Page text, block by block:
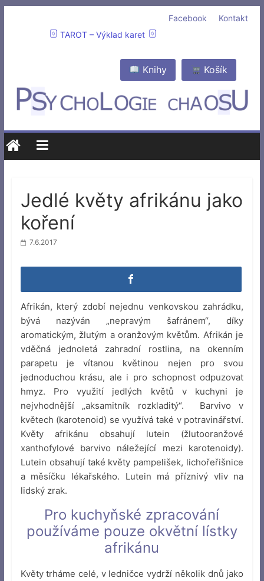
Kontakt
Facebook
TAROT – Výklad karet
Košík
Knihy
Jedlé květy afrikánu jako
koření
7.6.2017
Afrikán, který zdobí nejednu venkovskou zahrádku,
bývá nazýván „nepravým šafránem“, díky
aromatickým, žlutým a oranžovým květům. Afrikán je
vděčná jednoletá zahradní rostlina, na okenním
parapetu je vítanou květinou nejen pro svou
jednoduchou krásu, ale i pro schopnost odpuzovat
hmyz. Pro využití jedlých květů v kuchyni je
nejvhodnější „aksamitník rozkladitý“. Barvivo v
květech (karotenoid) se využívá také v potravinářství.
Květy afrikánu obsahují lutein (žlutooranžové
xanthofylové barvivo náležející mezi karotenoidy).
Lutein obsahují také květy pampelišek, lichořeřišnice
a měsíčku lékařského. Lutein má příznivý vliv na
lidský zrak.
Pro kuchyňské zpracování
používáme pouze okvětní lístky
afrikánu
Květy trháme celé, v ledničce vydrží několik dnů jako